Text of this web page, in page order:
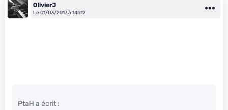
OlivierJ
Le 01/03/2017 à 14h12
PtaH a écrit :